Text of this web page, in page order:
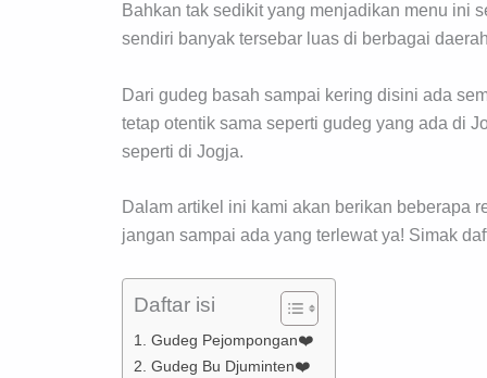
Bahkan tak sedikit yang menjadikan menu ini
sendiri banyak tersebar luas di berbagai
Dari gudeg basah sampai kering disini ada
tetap otentik sama seperti gudeg yang ada di
seperti di Jogja.
Dalam artikel ini kami akan berikan beberapa
jangan sampai ada yang terlewat ya! Simak
Daftar isi
1. Gudeg Pejompongan❤️
2. Gudeg Bu Djuminten❤️